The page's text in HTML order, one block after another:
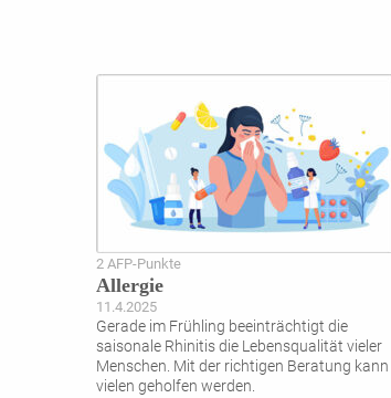
2 AFP-Punkte
Allergie
11.4.2025
Gerade im Frühling beeinträchtigt die
saisonale Rhinitis die Lebensqualität vieler
Menschen. Mit der richtigen Beratung kann
vielen geholfen werden.